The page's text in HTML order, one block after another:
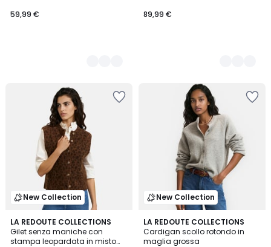
59,99 €
89,99 €
New Collection
LA REDOUTE COLLECTIONS
Gilet senza maniche con
stampa leopardata in misto
New Collection
LA REDOUTE COLLECTIONS
Cardigan scollo rotondo in
maglia grossa
3
Colori